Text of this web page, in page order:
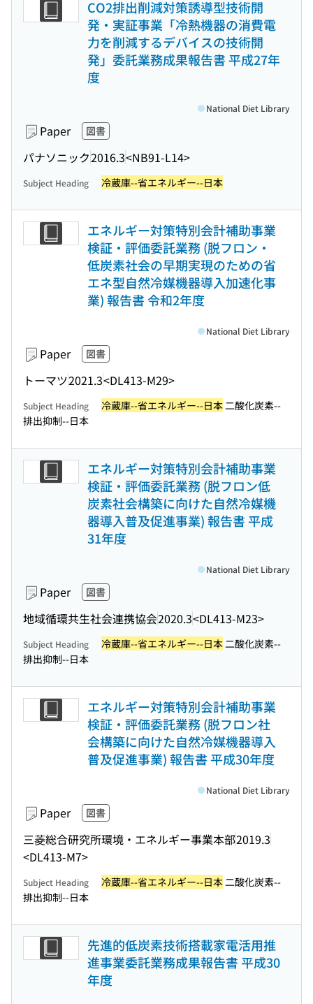
CO2排出削減対策誘導型技術開
発・実証事業「冷熱機器の消費電
力を削減するデバイスの技術開
発」委託業務成果報告書 平成27年
度
Paper 図書
パナソニック2016.3<NB91-L14>
National Diet Library
Subject Heading 冷蔵庫--省エネルギー--日本
エネルギー対策特別会計補助事業
検証・評価委託業務 (脱フロン・
低炭素社会の早期実現のための省
エネ型自然冷媒機器導入加速化事
業) 報告書 令和2年度
Paper 図書
トーマツ2021.3<DL413-M29>
National Diet Library
Subject Heading 冷蔵庫--省エネルギー--日本二酸化炭素--
排出抑制--日本
エネルギー対策特別会計補助事業
検証・評価委託業務 (脱フロン低
炭素社会構築に向けた自然冷媒機
器導入普及促進事業) 報告書 平成
31年度
Paper 図書
地域循環共生社会連携協会2020.3<DL413-M23>
National Diet Library
Subject Heading 冷蔵庫--省エネルギー--日本二酸化炭素--
排出抑制--日本
エネルギー対策特別会計補助事業
検証・評価委託業務 (脱フロン社
会構築に向けた自然冷媒機器導入
普及促進事業) 報告書 平成30年度
Paper 図書
三菱総合研究所環境・エネルギー事業本部2019.3
<DL413-M7>
National Diet Library
Subject Heading 冷蔵庫--省エネルギー--日本二酸化炭素--
排出抑制--日本
先進的低炭素技術搭載家電活用推
進事業委託業務成果報告書 平成30
年度